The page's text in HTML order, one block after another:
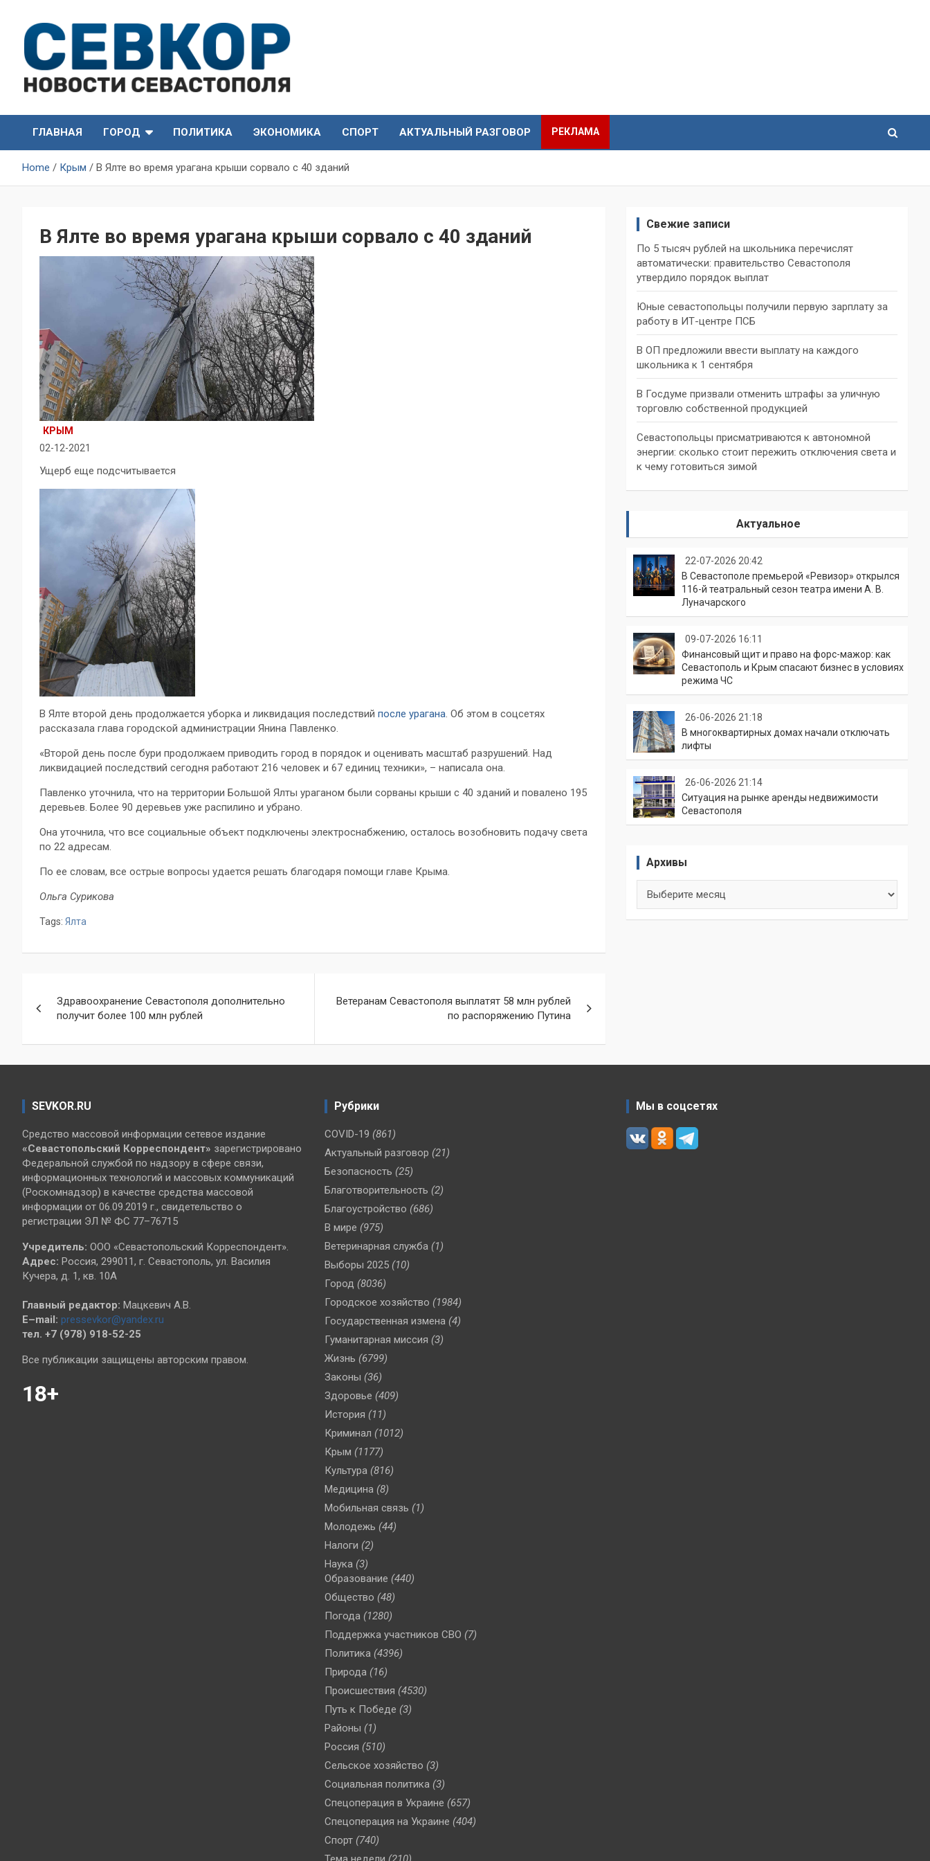
content
СевКор — Новости
Севастополя
Севастополя
ГЛАВНАЯ
ГОРОД ПОЛИТИКА ЭКОНОМИКА СПОРТ АКТУАЛЬНЫЙ РАЗГОВОР РЕКЛАМА
Home Крым В Ялте во время урагана крыши сорвало с 40 зданий
В Ялте во время урагана крыши сорвало с 40 зданий
КРЫМ
02-12-2021
Ущерб еще подсчитывается
В Ялте второй день продолжается уборка и ликвидация последствий после урагана. Об этом в соцсетях
рассказала глава городской администрации Янина Павленко.
«Второй день после бури продолжаем приводить город в порядок и оценивать масштаб разрушений. Над
ликвидацией последствий сегодня работают 216 человек и 67 единиц техники», – написала она.
Павленко уточнила, что на территории Большой Ялты ураганом были сорваны крыши с 40 зданий и повалено 195
деревьев. Более 90 деревьев уже распилино и убрано.
Она уточнила, что все социальные объект подключены электроснабжению, осталось возобновить подачу света
по 22 адресам.
По ее словам, все острые вопросы удается решать благодаря помощи главе Крыма.
Ольга Сурикова
Tags: Ялта
по
записям
Здравоохранение Севастополя дополнительно
получит более 100 млн рублей
Ветеранам Севастополя выплатят 58 млн рублей
по распоряжению Путина
Свежие записи
По 5 тысяч рублей на школьника перечислят
автоматически: правительство Севастополя
утвердило порядок выплат
Юные севастопольцы получили первую зарплату за
работу в ИТ-центре ПСБ
В ОП предложили ввести выплату на каждого
школьника к 1 сентября
В Госдуме призвали отменить штрафы за уличную
торговлю собственной продукцией
Севастопольцы присматриваются к автономной
энергии: сколько стоит пережить отключения света и
к чему готовиться зимой
Актуальное
22-07-2026 20:42
В Севастополе премьерой «Ревизор» открылся
116-й театральный сезон театра имени А. В.
Луначарского
09-07-2026 16:11
Финансовый щит и право на форс-мажор: как
Севастополь и Крым спасают бизнес в условиях
режима ЧС
26-06-2026 21:18
В многоквартирных домах начали отключать
лифты
26-06-2026 21:14
Ситуация на рынке аренды недвижимости
Севастополя
Архивы
SEVKOR.RU
Средство массовой информации сетевое издание
«Севастопольский Корреспондент» зарегистрировано
Федеральной службой по надзору в сфере связи,
информационных технологий и массовых коммуникаций
(Роскомнадзор) в качестве средства массовой
информации от 06.09.2019 г., свидетельство о
регистрации ЭЛ № ФС 77–76715
Учредитель: ООО «Севастопольский Корреспондент».
Адрес: Россия, 299011, г. Севастополь, ул. Василия
Кучера, д. 1, кв. 10А
Главный редактор: Мацкевич А.В.
E–mail: pressevkor@yandex.ru
тел. +7 (978) 918-52-25
Все публикации защищены авторским правом.
18+
Рубрики
COVID-19 (861)
Актуальный разговор (21)
Безопасность (25)
Благотворительность (2)
Благоустройство (686)
В мире (975)
Ветеринарная служба (1)
Выборы 2025 (10)
Город (8036)
Городское хозяйство (1984)
Государственная измена (4)
Гуманитарная миссия (3)
Жизнь (6799)
Законы (36)
Здоровье (409)
История (11)
Криминал (1012)
Крым (1177)
Культура (816)
Медицина (8)
Мобильная связь (1)
Молодежь (44)
Налоги (2)
Наука (3)
Образование (440)
Общество (48)
Погода (1280)
Поддержка участников СВО (7)
Политика (4396)
Природа (16)
Происшествия (4530)
Путь к Победе (3)
Районы (1)
Россия (510)
Сельское хозяйство (3)
Социальная политика (3)
Спецоперация в Украине (657)
Спецоперация на Украине (404)
Спорт (740)
Мы в соцсетях